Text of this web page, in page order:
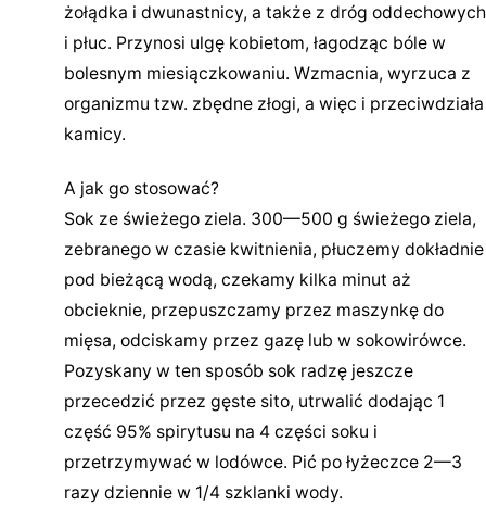
żołądka i dwunastnicy, a także z dróg oddechowych
i płuc. Przynosi ulgę kobietom, łagodząc bóle w
bolesnym miesiączkowaniu. Wzmacnia, wyrzuca z
organizmu tzw. zbędne złogi, a więc i przeciwdziała
kamicy.
A jak go stosować?
Sok ze świeżego ziela. 300—500 g świeżego ziela,
zebranego w czasie kwitnienia, płuczemy dokładnie
pod bieżącą wodą, czekamy kilka minut aż
obcieknie, przepuszczamy przez maszynkę do
mięsa, odciskamy przez gazę lub w sokowirówce.
Pozyskany w ten sposób sok radzę jeszcze
przecedzić przez gęste sito, utrwalić dodając 1
część 95% spirytusu na 4 części soku i
przetrzymywać w lodówce. Pić po łyżeczce 2—3
razy dziennie w 1/4 szklanki wody.